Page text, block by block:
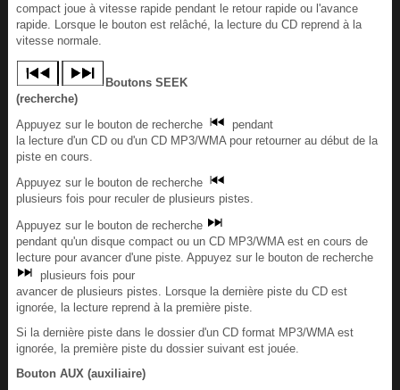
compact joue à vitesse rapide pendant le retour rapide ou l'avance
rapide. Lorsque le bouton est relâché, la lecture du CD reprend à la
vitesse normale.
Boutons SEEK
(recherche)
Appuyez sur le bouton de recherche
pendant
la lecture d'un CD ou d'un CD MP3/WMA pour retourner au début de la
piste en cours.
Appuyez sur le bouton de recherche
plusieurs fois pour reculer de plusieurs pistes.
Appuyez sur le bouton de recherche
pendant qu'un disque compact ou un CD MP3/WMA est en cours de
lecture pour avancer d'une piste. Appuyez sur le bouton de recherche
plusieurs fois pour
avancer de plusieurs pistes. Lorsque la dernière piste du CD est
ignorée, la lecture reprend à la première piste.
Si la dernière piste dans le dossier d'un CD format MP3/WMA est
ignorée, la première piste du dossier suivant est jouée.
Bouton AUX (auxiliaire)